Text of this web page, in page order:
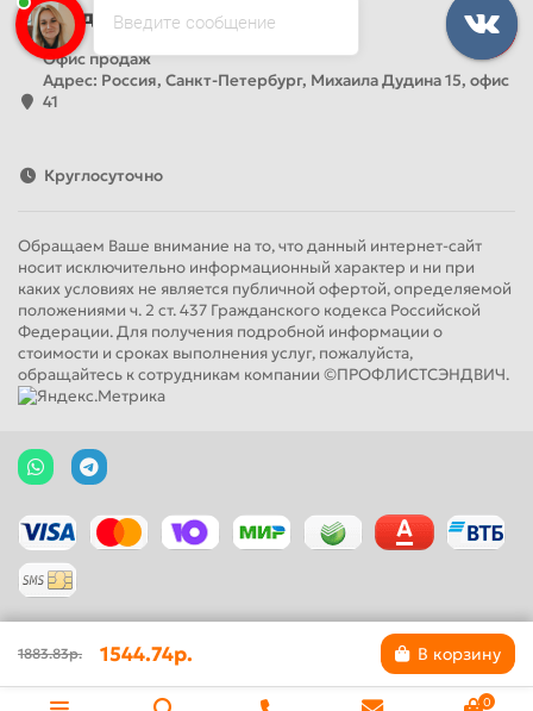
Наш адрес
Офис продаж
Адрес: Россия, Санкт-Петербург, Михаила Дудина 15, офис
41
Круглосуточно
Обращаем Ваше внимание на то, что данный интернет-сайт
носит исключительно информационный характер и ни при
каких условиях не является публичной офертой, определяемой
положениями ч. 2 ст. 437 Гражданского кодекса Российской
Федерации. Для получения подробной информации о
стоимости и сроках выполнения услуг, пожалуйста,
обращайтесь к сотрудникам компании ©ПРОФЛИСТСЭНДВИЧ.
1883.83р. 1544.74р. В корзину
0
Введите сообщение